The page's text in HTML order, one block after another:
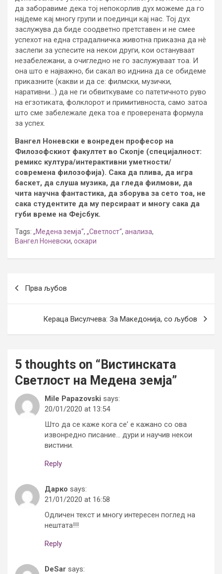
да заборавиме дека тој непокорлив дух можеме да го
најдеме кај многу групи и поединци кај нас. Тој дух
заслужува да биде соодветно претставен и не смее
успехот на една страдалничка животна приказна да нè
заслепи за успесите на некои други, кои остануваат
незабележани, а очигледно не го заслужуваат тоа. И
она што е најважно, би сакал во иднина да се обидеме
приказните (какви и да се: филмски, музички,
наративни…) да не ги обвиткуваме со патетичното руво
на егзотиката, фолклорот и примитивноста, само затоа
што сме забележале дека тоа е проверената формула
за успех.
Вангел Ноневски е вонреден професор на
Филозофскиот факултет во Скопје (специјалност:
ремикс култура/интерактивни уметности/
современа филозофија). Сака да плива, да игра
баскет, да слуша музика, да гледа филмови, да
чита научна фантастика, да зборува за сето тоа, не
сака студентите да му персираат и многу сака да
губи време на Фејсбук.
Tags: „Медена земја“, „Светлост“, анализа,
Вангел Ноневски, оскари
navigation
Прва љубов
Кераца Висулчева: За Македонија, со љубов
5 thoughts on “Вистинската
Светлост на Медена земја”
Mile Papazovski says:
20/01/2020 at 13:54
Што да се каже кога се’ е кажано со ова
извонредно писание… дури и научив некои
вистини.
Reply
Дарко says:
21/01/2020 at 16:58
Одличен текст и многу интересен поглед на
нештата!!!
Reply
DeSar says: